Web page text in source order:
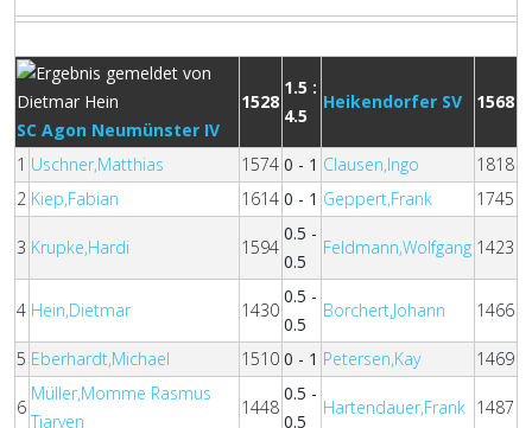
SC Agon Neumünster IV
1528
1.5 :
4.5
Heikendorfer SV 1568
1 Uschner,Matthias 1574 0 - 1 Clausen,Ingo
1818
2 Kiep,Fabian 1614 0 - 1 Geppert,Frank 1745
3 Krupke,Hardi 1594
0.5 -
0.5
Feldmann,Wolfgang 1423
4 Hein,Dietmar 1430
0.5 -
0.5
Borchert,Johann 1466
5 Eberhardt,Michael 1510 0 - 1 Petersen,Kay 1469
6
Müller,Momme Rasmus
Tjarven
1448
0.5 -
0.5
Hartendauer,Frank 1487